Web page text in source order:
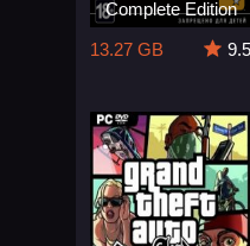
Complete Edition
13.27 GB
9.5